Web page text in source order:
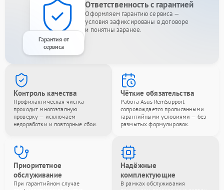
Гарантия от
сервиса
Ответственность с гарантией
Оформляем гарантию сервиса —
условия зафиксированы в договоре
и понятны заранее.
Контроль качества
Профилактическая чистка
проходит многоэтапную
проверку — исключаем
недоработки и повторные сбои.
Чёткие обязательства
Работа Asus RemSupport
сопровождается прописанными
гарантийными условиями — без
размытых формулировок.
Приоритетное
обслуживание
При гарантийном случае
Надёжные
комплектующие
В рамках обслуживания